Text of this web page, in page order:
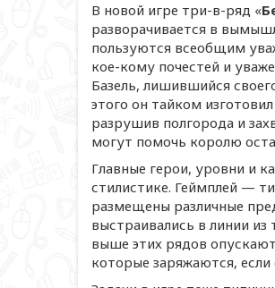
В новой игре три-в-ряд «
разворачивается в
пользуются всеобщим
кое-кому почестей и
Базель, лишившийся
этого он тайком
разрушив полгорода и
могут помочь королю
Главные герои, уровни и
стилистике. Геймплей —
размещены различные
выстраивались в линии
выше этих рядов
которые заряжаются,